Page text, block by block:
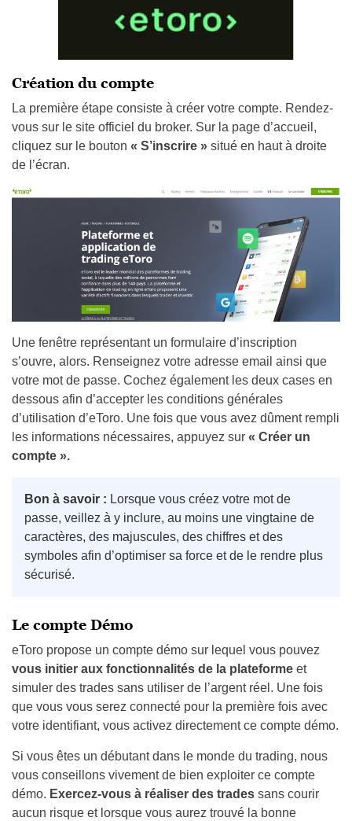
Création du compte
La première étape consiste à créer votre compte. Rendez-
vous sur le site officiel du broker. Sur la page d’accueil,
cliquez sur le bouton « S’inscrire » situé en haut à droite
de l’écran.
Une fenêtre représentant un formulaire d’inscription
s’ouvre, alors. Renseignez votre adresse email ainsi que
votre mot de passe. Cochez également les deux cases en
dessous afin d’accepter les conditions générales
d’utilisation d’eToro. Une fois que vous avez dûment rempli
les informations nécessaires, appuyez sur « Créer un
compte ».
Bon à savoir : Lorsque vous créez votre mot de
passe, veillez à y inclure, au moins une vingtaine de
caractères, des majuscules, des chiffres et des
symboles afin d’optimiser sa force et de le rendre plus
sécurisé.
Le compte Démo
eToro propose un compte démo sur lequel vous pouvez
vous initier aux fonctionnalités de la plateforme et
simuler des trades sans utiliser de l’argent réel. Une fois
que vous vous serez connecté pour la première fois avec
votre identifiant, vous activez directement ce compte démo.
Si vous êtes un débutant dans le monde du trading, nous
vous conseillons vivement de bien exploiter ce compte
démo. Exercez-vous à réaliser des trades sans courir
aucun risque et lorsque vous aurez trouvé la bonne